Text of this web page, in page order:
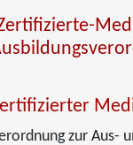
zur Aus-